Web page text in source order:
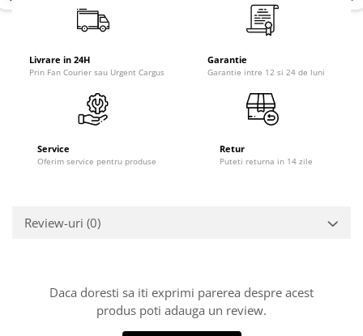
Livrare in 24H
Prin Fan Courier sau Urgent Cargus
Garantie
Garantie intre 12 si 24 de luni
Service
Oferim service pentru produse
Retur
Puteti returna in 14 zile
Review-uri (0)
Daca doresti sa iti exprimi parerea despre acest
produs poti adauga un review.